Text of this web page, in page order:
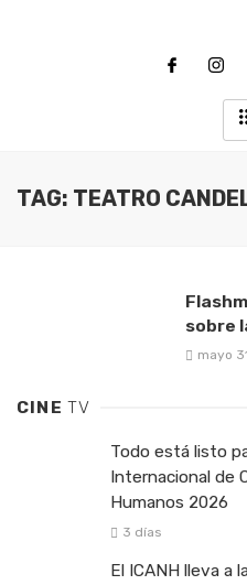
TAG: TEATRO
sobre
mayo
CINETV
Todo está listo
Internacional de
Humanos 2026
3 días
El ICANH lleva a